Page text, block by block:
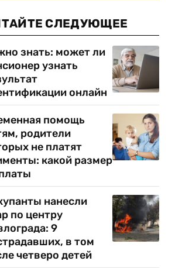
СЛЕДУЮЩЕЕ
знать: может ли
узнать
онлайн
помощь
родители
не платят
какой размер
нанесли
по центру
9
в том
четверо детей